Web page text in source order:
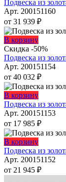
товара.
имеет
Опции
можно
выбрать
на
товара.
Подвеска из
Арт. 200151160
от 31 939 ₽
В корзинуЭтот
товар
имеет
Опции
можно
выбрать
на
странице
товара.
Скидка -50%
Подвеска из
Арт. 200151154
от 40 032 ₽
В корзинуЭтот
товар
имеет
Опции
можно
выбрать
на
Подвеска из
Арт. 200151153
от 17 985 ₽
В корзинуЭтот
товар
имеет
Подвеска из
Арт. 200151152
от 21 945 ₽